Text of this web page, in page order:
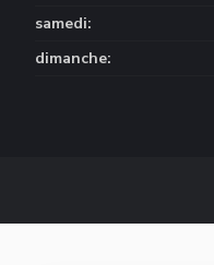
samedi:
dimanche: